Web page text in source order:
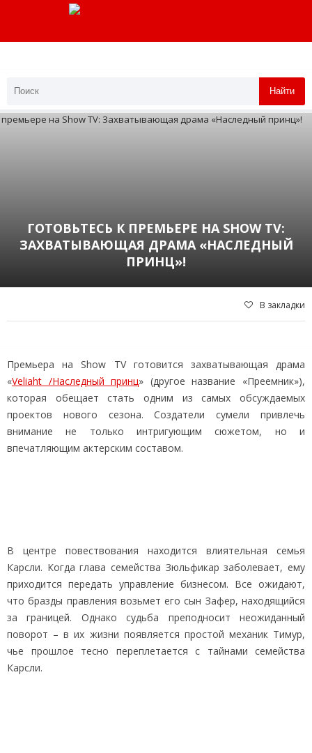
Найти
ГОТОВЬТЕСЬ К ПРЕМЬЕРЕ НА SHOW TV:
ЗАХВАТЫВАЮЩАЯ ДРАМА «НАСЛЕДНЫЙ
ПРИНЦ»!
В закладки
Премьера на Show TV готовится захватывающая драма
«Veliaht /Наследный принц» (другое название «Преемник»),
которая обещает стать одним из самых обсуждаемых
проектов нового сезона. Создатели сумели привлечь
внимание не только интригующим сюжетом, но и
впечатляющим актерским составом.
В центре повествования находится влиятельная семья
Карсли. Когда глава семейства Зюльфикар заболевает, ему
приходится передать управление бизнесом. Все ожидают,
что бразды правления возьмет его сын Зафер, находящийся
за границей. Однако судьба преподносит неожиданный
поворот – в их жизни появляется простой механик Тимур,
чье прошлое тесно переплетается с тайнами семейства
Карсли.